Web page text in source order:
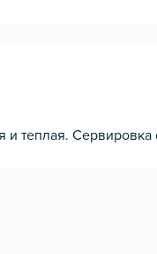
и теплая.